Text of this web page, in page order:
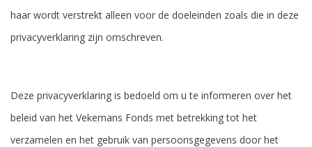
haar wordt verstrekt alleen voor de doeleinden zoals die in deze
privacyverklaring zijn omschreven.
Deze privacyverklaring is bedoeld om u te informeren over het
beleid van het Vekemans Fonds met betrekking tot het
verzamelen en het gebruik van persoonsgegevens door het